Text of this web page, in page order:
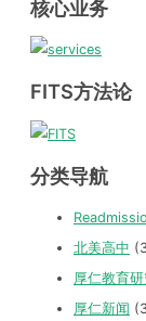
核心业务
FITS方法论
分类导航
北美高中
厚仁教育
厚仁新闻